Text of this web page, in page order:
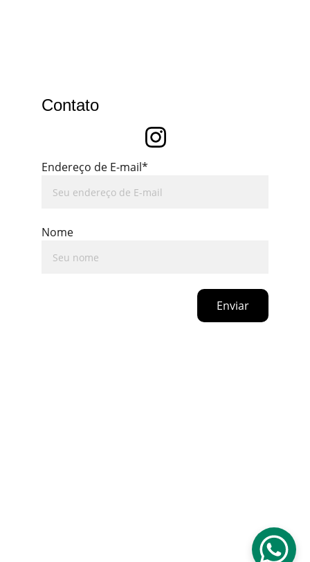
Contato
Endereço de E-mail*
Nome
Enviar